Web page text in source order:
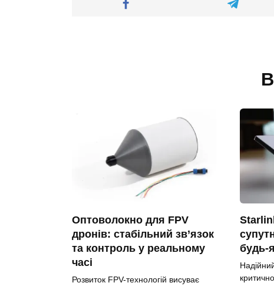
Оптоволокно для FPV
дронів: стабільний зв’язок
та контроль у реальному
часі
Розвиток FPV-технологій висуває
будь-